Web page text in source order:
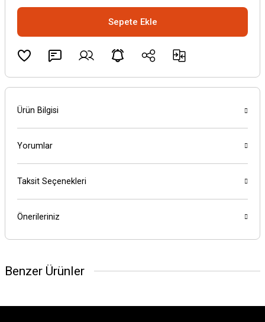
Sepete Ekle
Ürün Bilgisi
Yorumlar
Taksit Seçenekleri
Önerileriniz
Benzer Ürünler